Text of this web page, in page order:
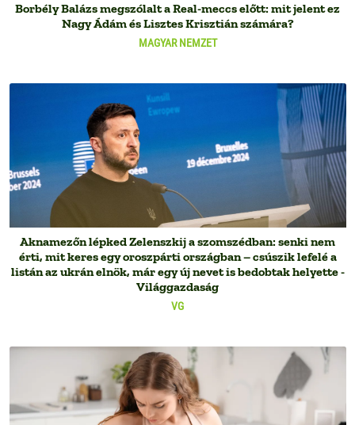
MAGYAR NEMZET
Borbély Balázs megszólalt a Real-meccs előtt: mit jelent ez
Nagy Ádám és Lisztes Krisztián számára?
VG
Aknamezőn lépked Zelenszkij a szomszédban: senki nem
érti, mit keres egy oroszpárti országban – csúszik lefelé a
listán az ukrán elnök, már egy új nevet is bedobtak helyette -
Világgazdaság